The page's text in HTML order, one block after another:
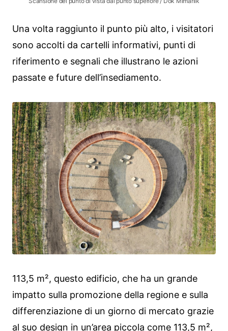
Una volta raggiunto il punto più alto, i visitatori
sono accolti da cartelli informativi, punti di
riferimento e segnali che illustrano le azioni
passate e future dell’insediamento.
113,5 m², questo edificio, che ha un grande
impatto sulla promozione della regione e sulla
differenziazione di un giorno di mercato grazie
al suo design in un’area piccola come 113,5 m²,